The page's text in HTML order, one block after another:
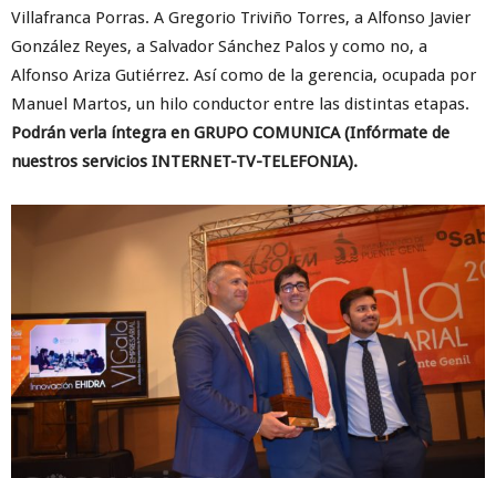
Villafranca Porras. A Gregorio Triviño Torres, a Alfonso Javier
González Reyes, a Salvador Sánchez Palos y como no, a
Alfonso Ariza Gutiérrez. Así como de la gerencia, ocupada por
Manuel Martos, un hilo conductor entre las distintas etapas.
Podrán verla íntegra en GRUPO COMUNICA (Infórmate de
nuestros servicios INTERNET-TV-TELEFONIA).